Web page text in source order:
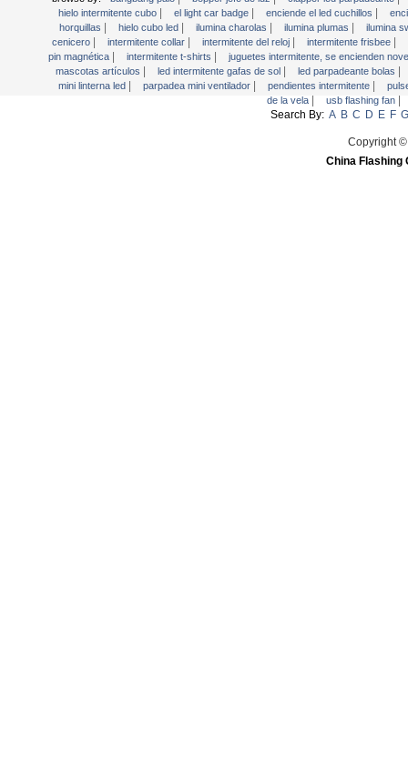
Mini linterna LED
Parpadea mini ventilador
Pendientes intermitente
Pulseras Glow
hielo intermitente cubo | el light car badge | enciende el led cuchillos |
horquillas | hielo cubo led | ilumina charolas | ilumina plumas |
ilumina
cenicero | intermitente collar | intermitente del reloj | intermitente frisbee |
pin magnética | intermitente t-shirts |
juguetes intermitente, se encienden
mascotas artículos | led intermitente gafas de sol | led parpadeante bolas |
mini linterna led | parpadea mini ventilador | pendientes intermitente |
de la vela | usb flashing fan |
Search By: A B C D E F G
Copyright
China Flashing